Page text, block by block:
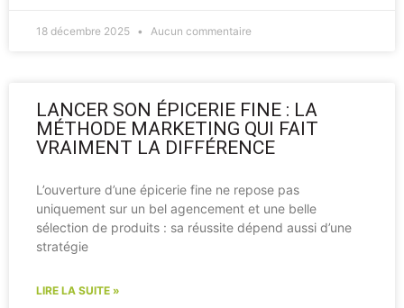
18 décembre 2025 Aucun commentaire
LANCER SON ÉPICERIE FINE : LA
MÉTHODE MARKETING QUI FAIT
VRAIMENT LA DIFFÉRENCE
L’ouverture d’une épicerie fine ne repose pas
uniquement sur un bel agencement et une belle
sélection de produits : sa réussite dépend aussi d’une
stratégie
LIRE LA SUITE »